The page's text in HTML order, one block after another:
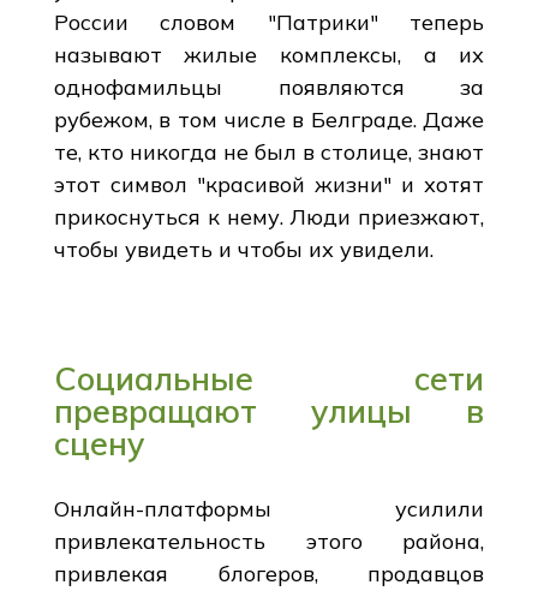
России словом "Патрики" теперь
называют жилые комплексы, а их
однофамильцы появляются за
рубежом, в том числе в Белграде. Даже
те, кто никогда не был в столице, знают
этот символ "красивой жизни" и хотят
прикоснуться к нему. Люди приезжают,
чтобы увидеть и чтобы их увидели.
Социальные сети
превращают улицы в
сцену
Онлайн-платформы усилили
привлекательность этого района,
привлекая блогеров, продавцов